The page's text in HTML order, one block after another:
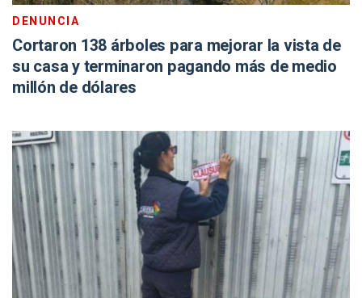
DENUNCIA
Cortaron 138 árboles para mejorar la vista de
su casa y terminaron pagando más de medio
millón de dólares